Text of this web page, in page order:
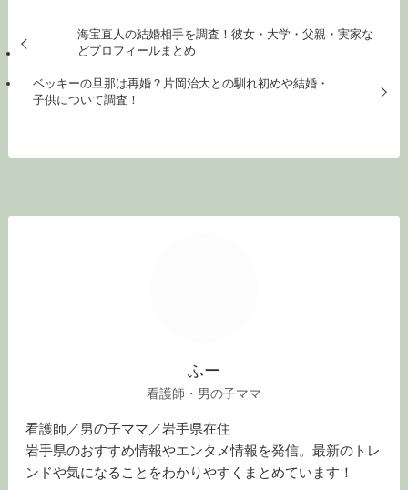
海宝直人の結婚相手を調査！彼女・大学・父親・実家な
どプロフィールまとめ
ベッキーの旦那は再婚？片岡治大との馴れ初めや結婚・
子供について調査！
ふー
看護師・男の子ママ
看護師／男の子ママ／岩手県在住
岩手県のおすすめ情報やエンタメ情報を発信。最新のトレ
ンドや気になることをわかりやすくまとめています！